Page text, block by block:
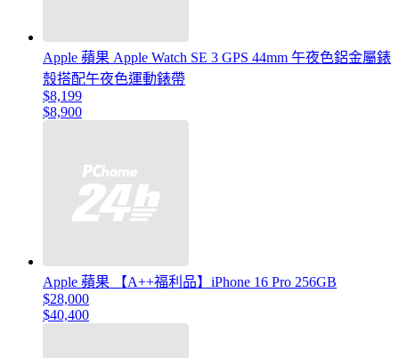
Apple 蘋果 Apple Watch SE 3 GPS 44mm 午夜色鋁金屬錶
殼搭配午夜色運動錶帶
$8,199
$8,900
Apple 蘋果 【A++福利品】iPhone 16 Pro 256GB
$28,000
$40,400